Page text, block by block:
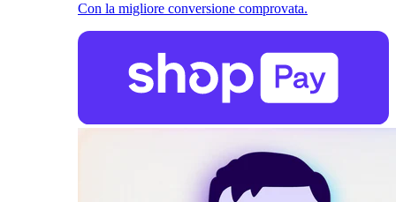
Con la migliore conversione comprovata.